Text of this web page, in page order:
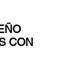
CON